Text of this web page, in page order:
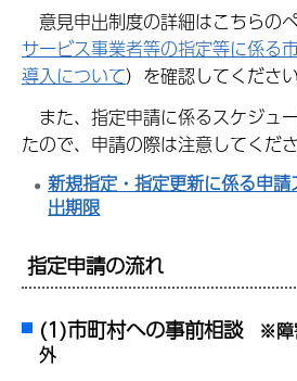
意見申出制度の詳細はこちらの
サービス事業者等の指定等に係る
導入について）を確認してください
また、指定申請に係るスケジュ
たので、申請の際は注意してくださ
新規指定・指定更新に係る申
出期限
指定申請の流れ
(1)市町村への事前相談
※障
外